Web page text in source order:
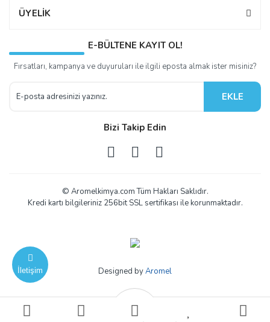
İletişim
ÜYELİK
E-BÜLTENE KAYIT OL!
Fırsatları, kampanya ve duyuruları ile ilgili eposta almak ister misiniz?
EKLE
Bizi Takip Edin
© Aromelkimya.com Tüm Hakları Saklıdır.
Kredi kartı bilgileriniz 256bit SSL sertifikası ile korunmaktadır.
Designed byAromel